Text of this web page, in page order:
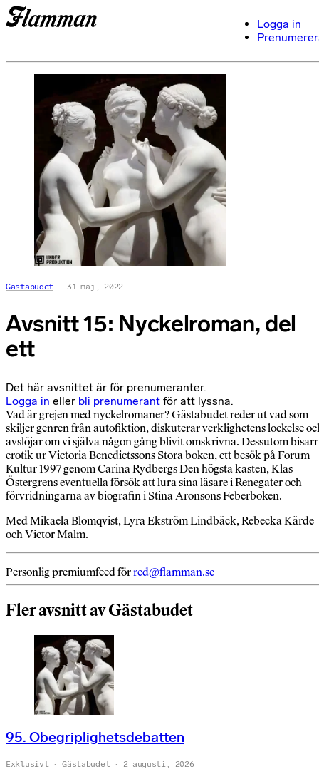
Logga in
Gästabudet 31 maj, 2022
Avsnitt 15: Nyckelroman, del
ett
Det här avsnittet är för prenumeranter.
Logga in eller bli prenumerant för att lyssna.
Vad är grejen med nyckelromaner? Gästabudet reder ut vad som
skiljer genren från autofiktion, diskuterar verklighetens lockelse
avslöjar om vi själva någon gång blivit omskrivna. Dessutom bisarr
erotik ur Victoria Benedictssons Stora boken, ett besök på Forum
Kultur 1997 genom Carina Rydbergs Den högsta kasten, Klas
Östergrens eventuella försök att lura sina läsare i Renegater och
förvridningarna av biografin i Stina Aronsons Feberboken.
Med Mikaela Blomqvist, Lyra Ekström Lindbäck, Rebecka Kärde
och Victor Malm.
Personlig premiumfeed förred@flamman.se
Fler avsnitt av Gästabudet
95. Obegriplighetsdebatten
Exklusivt Gästabudet 2 augusti, 2026